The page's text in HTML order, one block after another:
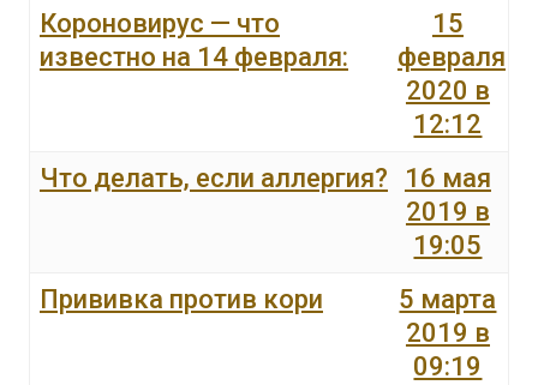
Короновирус — что
известно на 14 февраля:
15
февраля
2020 в
12:12
Что делать, если аллергия?
16 мая
2019 в
19:05
Прививка против кори
5 марта
2019 в
09:19